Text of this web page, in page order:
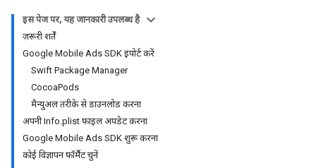
इस पेज पर, यह जानकारी उपलब्ध है
ज़रूरी शर्तें
Google Mobile Ads SDK इंपोर्ट करें
Swift Package Manager
CocoaPods
मैन्युअल तरीके से डाउनलोड करना
अपनी Info.plist फ़ाइल अपडेट करना
Google Mobile Ads SDK शुरू करना
कोई विज्ञापन फ़ॉर्मैट चुनें